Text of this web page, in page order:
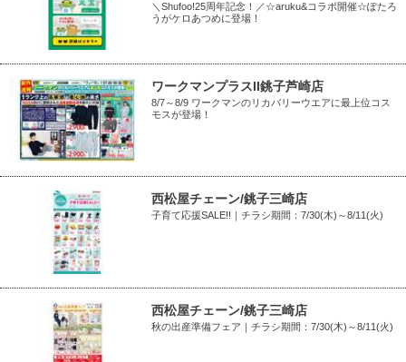
＼Shufoo!25周年記念！／☆aruku&コラボ開催☆ぽたろ
うがケロあつめに登場！
ワークマンプラスII銚子芦崎店
8/7～8/9 ワークマンのリカバリーウエアに最上位コス
モスが登場！
西松屋チェーン/銚子三崎店
子育て応援SALE!!｜チラシ期間：7/30(木)～8/11(火)
西松屋チェーン/銚子三崎店
秋の出産準備フェア｜チラシ期間：7/30(木)～8/11(火)